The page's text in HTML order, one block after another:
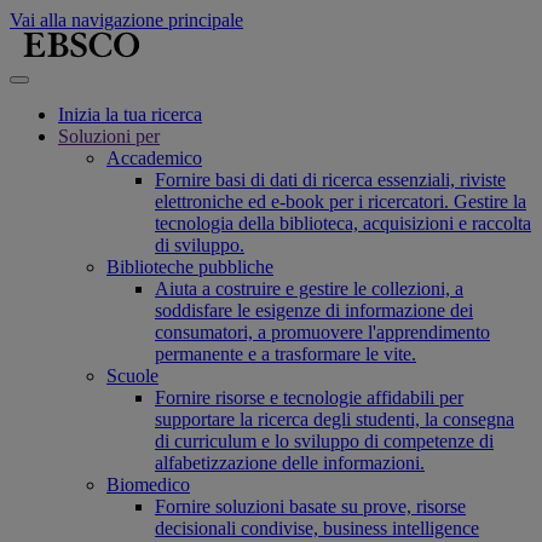
Vai alla navigazione principale
Inizia la tua ricerca
Soluzioni per
Accademico
Fornire basi di dati di ricerca essenziali, riviste
elettroniche ed e-book per i ricercatori. Gestire la
tecnologia della biblioteca, acquisizioni e raccolta
di sviluppo.
Biblioteche pubbliche
Aiuta a costruire e gestire le collezioni, a
soddisfare le esigenze di informazione dei
consumatori, a promuovere l'apprendimento
permanente e a trasformare le vite.
Scuole
Fornire risorse e tecnologie affidabili per
supportare la ricerca degli studenti, la consegna
di curriculum e lo sviluppo di competenze di
alfabetizzazione delle informazioni.
Biomedico
Fornire soluzioni basate su prove, risorse
decisionali condivise, business intelligence